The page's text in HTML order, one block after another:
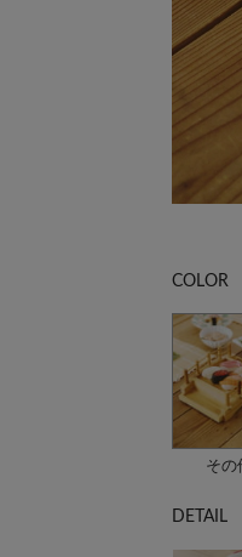
COLOR
その
DETAIL